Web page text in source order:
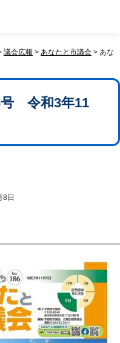
議会広報 > あなたと市議会 > あな
令和3年11
日